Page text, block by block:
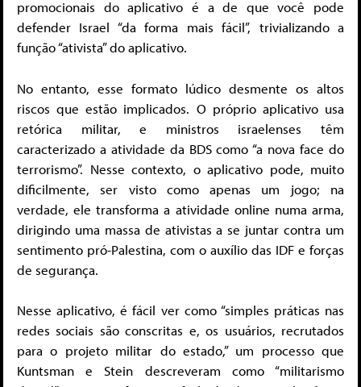
promocionais do aplicativo é a de que você pode
defender Israel “da forma mais fácil”, trivializando a
função “ativista” do aplicativo.
No entanto, esse formato lúdico desmente os altos
riscos que estão implicados. O próprio aplicativo usa
retórica militar, e ministros israelenses têm
caracterizado a atividade da BDS como “a nova face do
terrorismo”. Nesse contexto, o aplicativo pode, muito
dificilmente, ser visto como apenas um jogo; na
verdade, ele transforma a atividade online numa arma,
dirigindo uma massa de ativistas a se juntar contra um
sentimento pró-Palestina, com o auxílio das IDF e forças
de segurança.
Nesse aplicativo, é fácil ver como “simples práticas nas
redes sociais são conscritas e, os usuários, recrutados
para o projeto militar do estado,” um processo que
Kuntsman e Stein descreveram como “militarismo